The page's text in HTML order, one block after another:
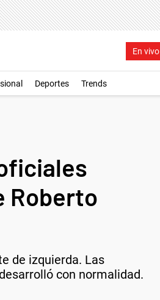
En vivo
Deportes Trends
Roberto
de izquierda. Las
con normalidad.